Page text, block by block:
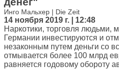
Инго Мальхер | Die Zeit
14 ноября 2019 г. | 12:48
Наркотики, торговля людьми,
Германии инвестируются и
незаконным путем деньги со
отмывается более 100 млрд
равняется годовому обороту